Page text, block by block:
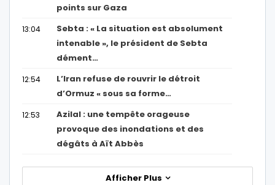
points sur Gaza
13:04
Sebta : « La situation est absolument
intenable », le président de Sebta
dément…
12:54
L’Iran refuse de rouvrir le détroit
d’Ormuz « sous sa forme…
12:53
Azilal : une tempête orageuse
provoque des inondations et des
dégâts à Aït Abbès
Afficher Plus